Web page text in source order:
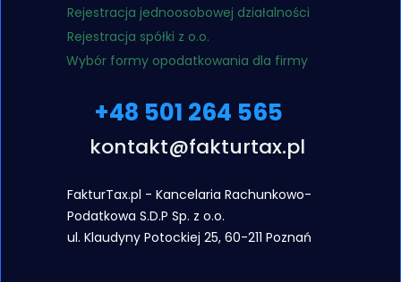
Rejestracja jednoosobowej działalności
Wybór formy opodatkowania dla firmy
Rejestracja spółki z o.o.
FakturTax.pl - Kancelaria Rachunkowo-
Podatkowa S.D.P Sp. z o.o.
ul. Klaudyny Potockiej 25, 60-211 Poznań
+48 501 264 565
kontakt@fakturtax.pl